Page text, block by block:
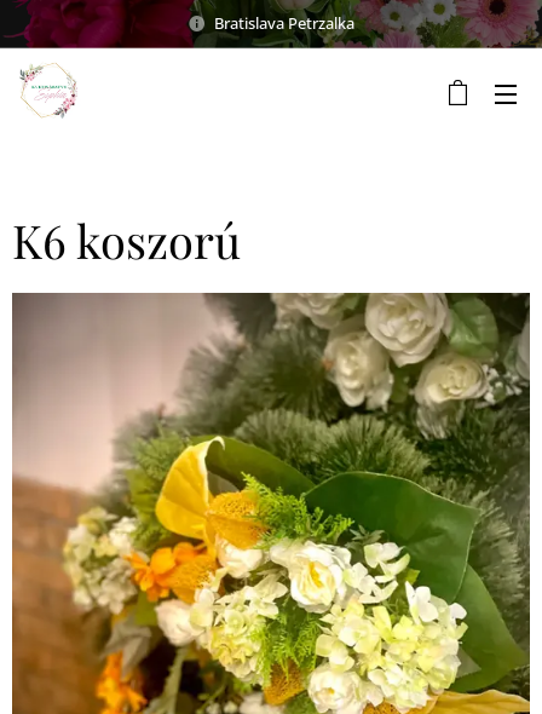
Bratislava Petrzalka
K6 koszorú